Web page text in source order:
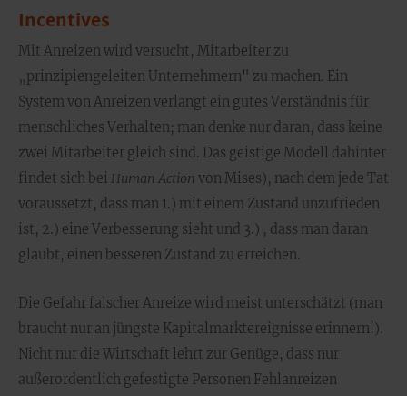
Incentives
Mit Anreizen wird versucht, Mitarbeiter zu
„prinzipiengeleiten Unternehmern" zu machen. Ein
System von Anreizen verlangt ein gutes Verständnis für
menschliches Verhalten; man denke nur daran, dass keine
zwei Mitarbeiter gleich sind. Das geistige Modell dahinter
findet sich bei Human Action von Mises), nach dem jede Tat
voraussetzt, dass man 1.) mit einem Zustand unzufrieden
ist, 2.) eine Verbesserung sieht und 3.) , dass man daran
glaubt, einen besseren Zustand zu erreichen.
Die Gefahr falscher Anreize wird meist unterschätzt (man
braucht nur an jüngste Kapitalmarktereignisse erinnern!).
Nicht nur die Wirtschaft lehrt zur Genüge, dass nur
außerordentlich gefestigte Personen Fehlanreizen